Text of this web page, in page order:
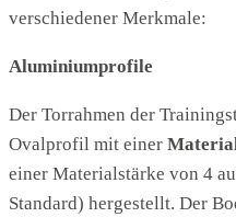
verschiedener Merkmale:
Aluminiumprofile
Der Torrahmen der
Ovalprofil mit einer
einer Materialstärke von 4
Standard) hergestellt. Der